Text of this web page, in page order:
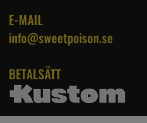
E-MAIL
info@sweetpoison.se
BETALSÄTT